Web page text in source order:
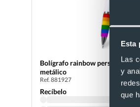
Esta
Las
y
que
Bolígrafo rainbow
metálico
Ref. 881927
Recíbelo